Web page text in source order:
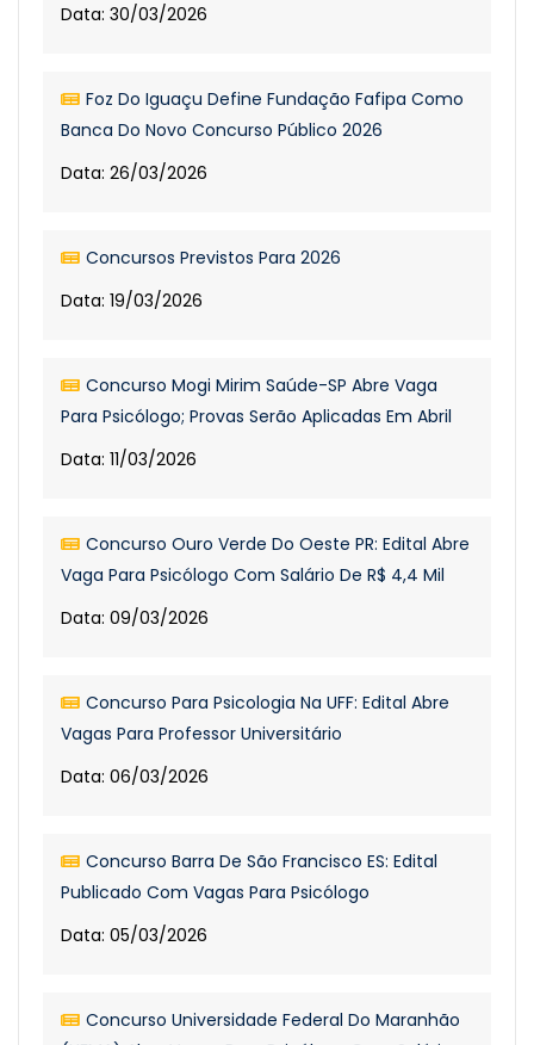
Data: 30/03/2026
Foz Do Iguaçu Define Fundação Fafipa Como
Banca Do Novo Concurso Público 2026
Data: 26/03/2026
Concursos Previstos Para 2026
Data: 19/03/2026
Concurso Mogi Mirim Saúde-SP Abre Vaga
Para Psicólogo; Provas Serão Aplicadas Em Abril
Data: 11/03/2026
Concurso Ouro Verde Do Oeste PR: Edital Abre
Vaga Para Psicólogo Com Salário De R$ 4,4 Mil
Data: 09/03/2026
Concurso Para Psicologia Na UFF: Edital Abre
Vagas Para Professor Universitário
Data: 06/03/2026
Concurso Barra De São Francisco ES: Edital
Publicado Com Vagas Para Psicólogo
Data: 05/03/2026
Concurso Universidade Federal Do Maranhão